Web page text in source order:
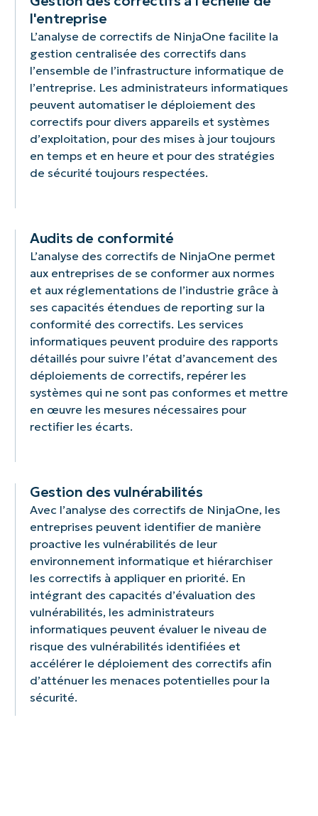
d’exploitation,
garantissant
des
mises
à
jour
et
en
heure,
sans
ainsi
la
gestion
des
correctifs
dans
des
environnements
hétérogènes.
priorité
et
les
options
redémarrage
pour
une
intégration
transparente
travail
existants.
qui
facilite
la
gestion
proactive
et
les
audits
de
conformité.
standardisées
et
une
administration
simplifiée.
la
d’identifier
les
de
prendre
des
et
une
conformité
optimales
l'entreprise
L’analyse de correctifs de NinjaOne facilite la
gestion centralisée des correctifs dans
l’ensemble de l’infrastructure informatique de
l’entreprise. Les administrateurs informatiques
peuvent automatiser le déploiement des
correctifs pour divers appareils et systèmes
d’exploitation, pour des mises à jour toujours
en temps et en heure et pour des stratégies
de sécurité toujours respectées.
Audits de conformité
L’analyse des correctifs de NinjaOne permet
aux entreprises de se conformer aux normes
et aux réglementations de l’industrie grâce à
ses capacités étendues de reporting sur la
conformité des correctifs. Les services
informatiques peuvent produire des rapports
détaillés pour suivre l’état d’avancement des
déploiements de correctifs, repérer les
systèmes qui ne sont pas conformes et mettre
en œuvre les mesures nécessaires pour
rectifier les écarts.
Gestion des vulnérabilités
Avec l’analyse des correctifs de NinjaOne, les
entreprises peuvent identifier de manière
proactive les vulnérabilités de leur
environnement informatique et hiérarchiser
les correctifs à appliquer en priorité. En
intégrant des capacités d’évaluation des
vulnérabilités, les administrateurs
informatiques peuvent évaluer le niveau de
risque des vulnérabilités identifiées et
accélérer le déploiement des correctifs afin
d’atténuer les menaces potentielles pour la
sécurité.